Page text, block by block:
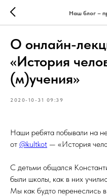
Наш блог –
О онлайн-
«История
(м)учения»
2020-10-31 09:39
Наши ребята побывали на
от @kultkot — «История
С детьми общался
были школы, как в них
Мы как будто перенеслись